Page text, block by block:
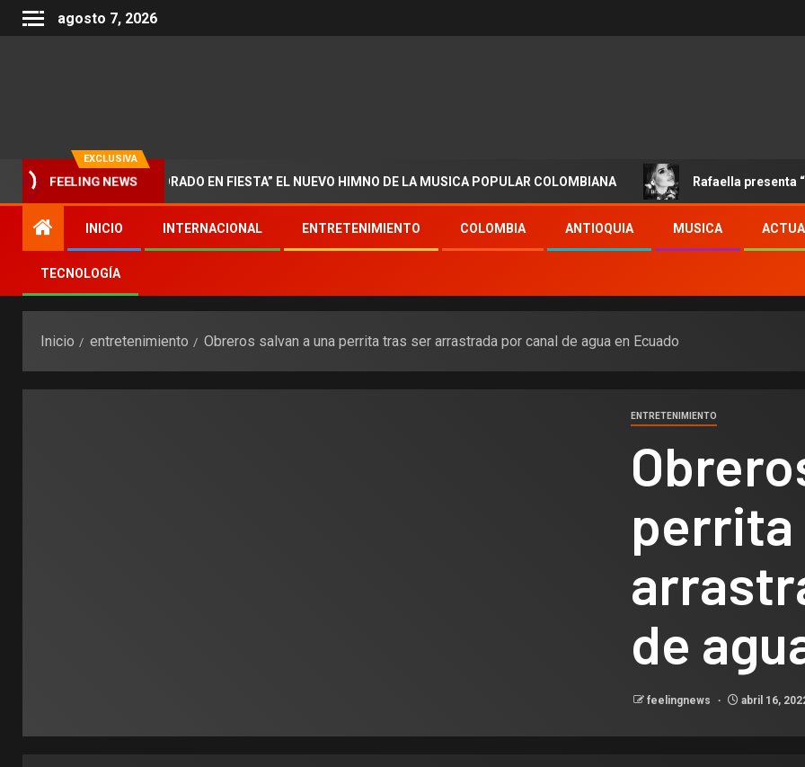
agosto 7, 2026
EXCLUSIVA
FEELING NEWS
“DOCTORADO EN FIESTA” EL NUEVO HIMNO DE LA MUSICA POPULAR COLOMBIANA Rafaella presenta
INICIO INTERNACIONAL ENTRETENIMIENTO COLOMBIA ANTIOQUIA MUSICA
TECNOLOGÍA
Inicio entretenimiento Obreros salvan a una perrita tras ser arrastrada por canal de agua en Ecuado
ENTRETENIMIENTO
de
feelingnews abril 16,